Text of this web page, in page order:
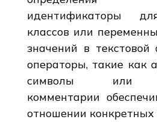
идентификаторы
классов или
значений в текстовой
операторы, такие как
символы или
комментарии
отношении конкретных